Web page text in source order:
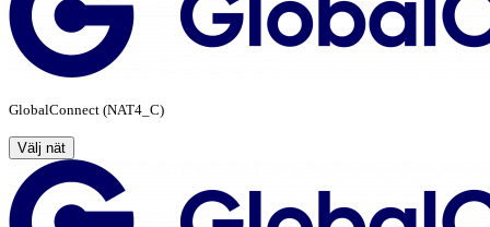
GlobalConnect (NAT4_C)
Välj nät